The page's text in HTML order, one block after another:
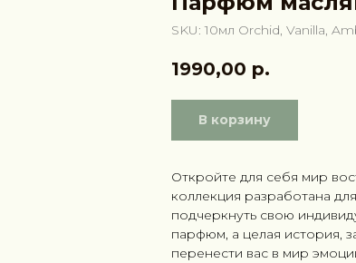
SKU: 10мл Orchid, Vanilla,
1990,00 р.
В корзину
Откройте для себя мир
коллекция разработана
подчеркнуть свою
парфюм, а целая история,
перенести вас в мир